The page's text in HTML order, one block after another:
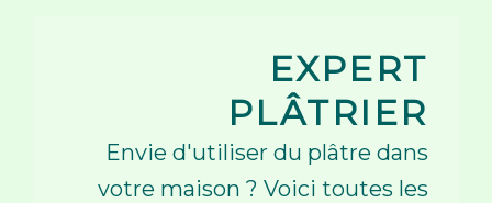
EXPERT
PLÂTRIER
Envie d'utiliser du plâtre dans
votre maison ? Voici toutes les